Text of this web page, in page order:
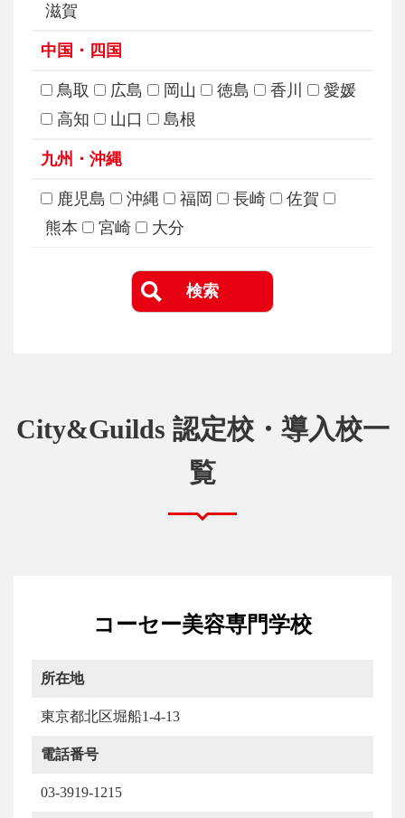
滋賀
中国・四国
鳥取 広島 岡山 徳島 香川
愛媛
高知
山口 島根
九州・沖縄
鹿児島 沖縄 福岡 長崎
佐賀
熊本
宮崎 大分
City&Guilds 認定校・導入校一
覧
コーセー美容専門学校
所在地
東京都北区堀船1-4-13
電話番号
03-3919-1215